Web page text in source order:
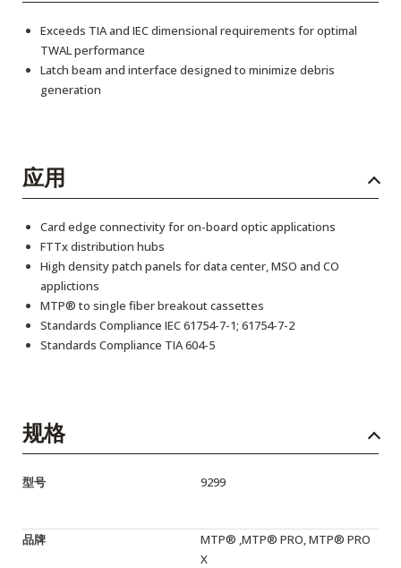
Exceeds TIA and IEC dimensional requirements for optimal
TWAL performance
Latch beam and interface designed to minimize debris
generation
应用
Card edge connectivity for on-board optic applications
FTTx distribution hubs
High density patch panels for data center, MSO and CO
applictions
MTP® to single fiber breakout cassettes
Standards Compliance IEC 61754-7-1; 61754-7-2
Standards Compliance TIA 604-5
规格
型号 9299
品牌
MTP® ,MTP® PRO, MTP® PRO
X